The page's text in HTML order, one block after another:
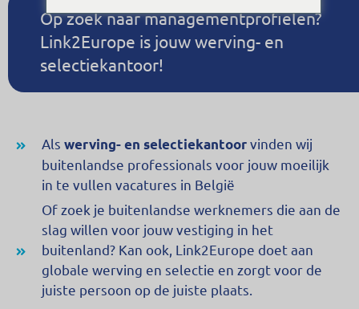
Op zoek naar managementprofielen?
Link2Europe is jouw werving- en
selectiekantoor!
Als werving- en selectiekantoorvinden wij
buitenlandse professionals voor jouw moeilijk
in te vullen vacatures in België
Of zoek je buitenlandse werknemers die aan de
slag willen voor jouw vestiging in het
buitenland? Kan ook, Link2Europe doet aan
globale werving en selectie en zorgt voor de
juiste persoon op de juiste plaats.